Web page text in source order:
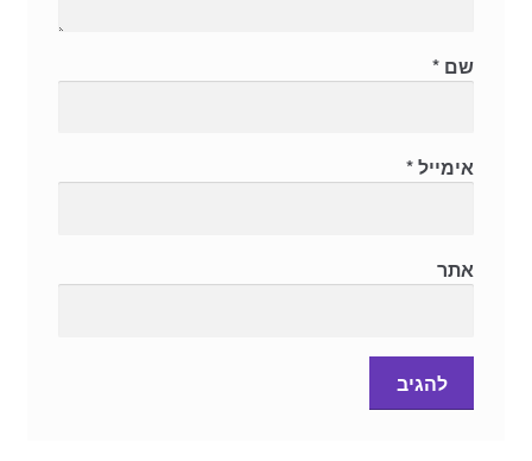
שם *
אימייל*
אתר